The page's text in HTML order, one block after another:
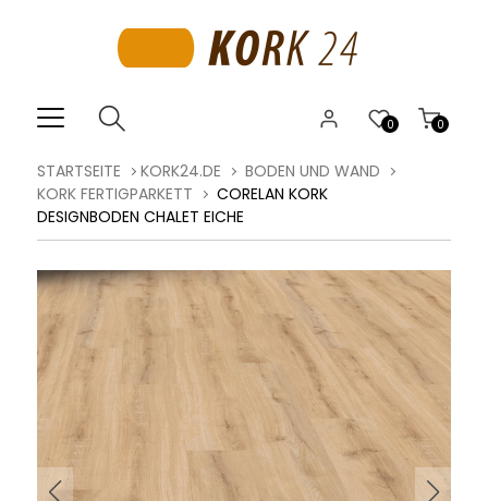
0
0
STARTSEITE KORK24.DE
BODEN UND WAND
KORK FERTIGPARKETT
CORELAN KORK
DESIGNBODEN CHALET EICHE